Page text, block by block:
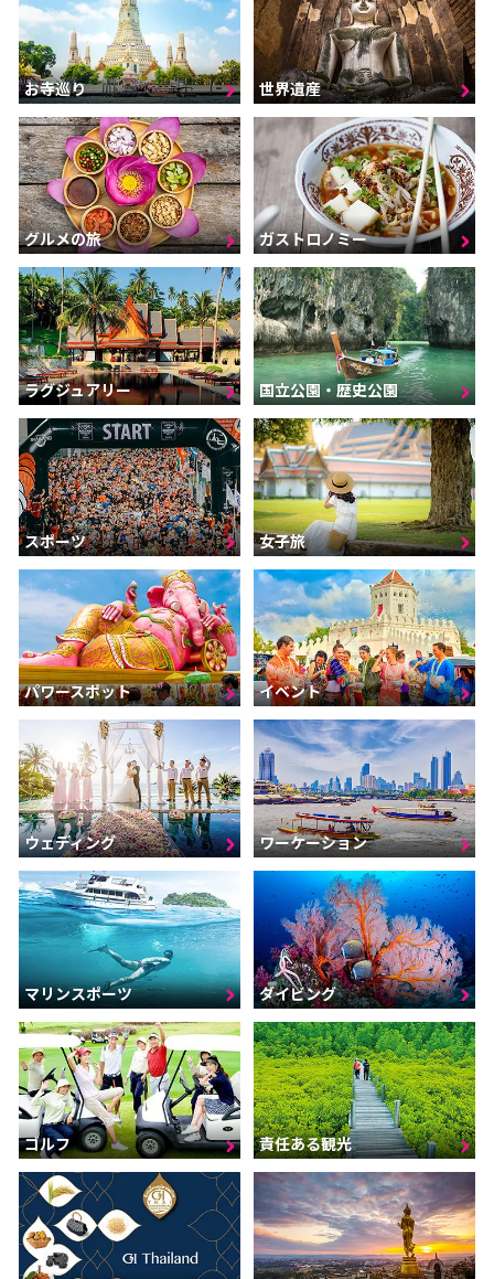
お寺巡り 世界遺産
グルメの旅 ガストロノミー
ラグジュアリー 国立公園・歴史公園
スポーツ 女子旅
パワースポット イベント
ウェディング ワーケーション
マリンスポーツ ダイビング
ゴルフ 責任ある観光